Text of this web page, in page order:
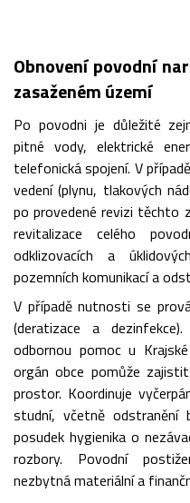
Obnovení povodní
zasaženém území
Po povodni je důležité
pitné vody, elektrické
telefonická spojení. V
vedení (plynu, tlakových
po provedené revizi těchto
revitalizace celého
odklizovacích a
pozemních komunikací a
V případě nutnosti se
(deratizace a
odbornou pomoc u
orgán obce pomůže
prostor. Koordinuje
studní, včetně odstranění
posudek hygienika o
rozbory. Povodní
nezbytná materiální a